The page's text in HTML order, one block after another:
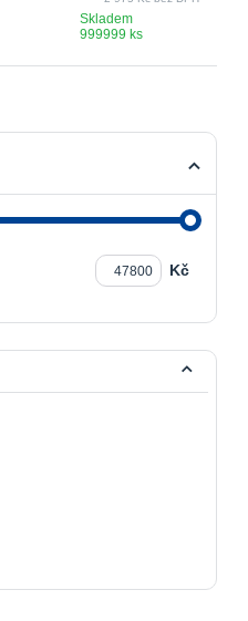
Skladem
999999 ks
Kč